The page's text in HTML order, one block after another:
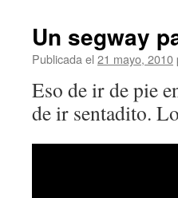
Un segway
Publicada el 21 mayo, 2010
Eso de ir de pie
de ir sentadito.